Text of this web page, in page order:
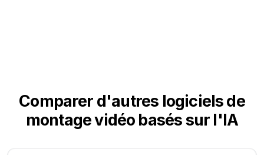
Comparer d'autres logiciels de
montage vidéo basés sur l'IA